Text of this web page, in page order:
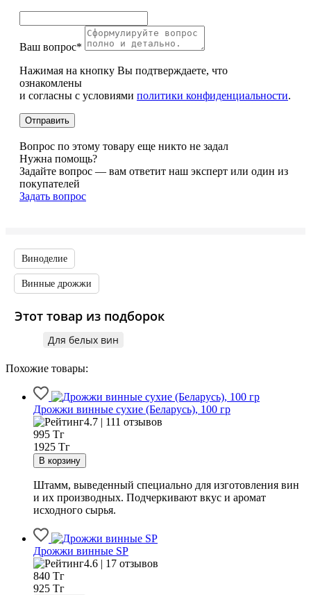
Ваш вопрос*
Нажимая на кнопку Вы подтверждаете, что
ознакомлены
и согласны с условиями политики конфиденциальности.
Вопрос по этому товару еще никто не задал
Нужна помощь?
Задайте вопрос — вам ответит наш эксперт или один из
покупателей
Задать вопрос
Виноделие
Винные дрожжи
Этот товар из подборок
Для белых вин
Похожие товары:
Дрожжи винные сухие (Беларусь), 100 гр
4.7 | 111 отзывов
995 Тг
1925 Тг
Штамм, выведенный специально для изготовления вин
и их производных. Подчеркивают вкус и аромат
исходного сырья.
Дрожжи винные SP
4.6 | 17 отзывов
840 Тг
925 Тг